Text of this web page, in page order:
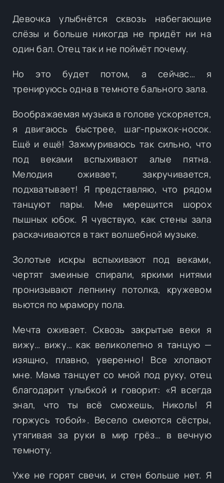
Девочка улыбнётся сквозь набегающие
слёзы и больше никогда не придёт ни на
один бал. Отец так и не поймёт почему.
Но это будет потом, а сейчас… я
тренируюсь одна в темноте бального зала.
Воображаемая музыка в голове ускоряется,
я двигаюсь быстрее, шаг-прыжок-носок.
Ещё и ещё! Зажмуриваюсь так сильно, что
под веками вспыхивают алые пятна.
Мелодия оживает, закручивается,
подхватывает! Я представляю, что рядом
танцуют пары. Мне мерещится шорох
пышных юбок. Я чувствую, как стены зала
раскачиваются в такт волшебной музыке.
Золотые искры вспыхивают под веками,
чертят змеиные спирали, яркими нитями
пронизывают лепнину потолка, кружевом
вьются по мрамору пола.
Мечта оживает. Сквозь закрытые веки я
вижу… вижу… как великолепно я танцую —
изящно, плавно, уверенно! Все хлопают
мне. Мама танцует со мной под руку, отец
благодарит улыбкой и говорит: «Я всегда
знал, что ты всё сможешь, Николь! Я
горжусь тобой». Весело смеются сёстры,
утягивая за руки в мир грёз… в вечную
темноту.
Уже не горят свечи, и стен больше нет. Я